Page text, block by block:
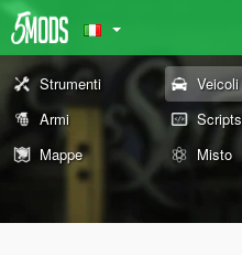
Strumenti Veicoli
Armi
Scripts
Mappe
Misto